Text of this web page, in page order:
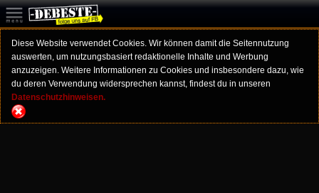
Diese Website verwendet Cookies. Wir können damit die Seitennutzung
auswerten, um nutzungsbasiert redaktionelle Inhalte und Werbung
anzuzeigen. Weitere Informationen zu Cookies und insbesondere dazu, wie
du deren Verwendung widersprechen kannst, findest du in unseren
Datenschutzhinweisen.